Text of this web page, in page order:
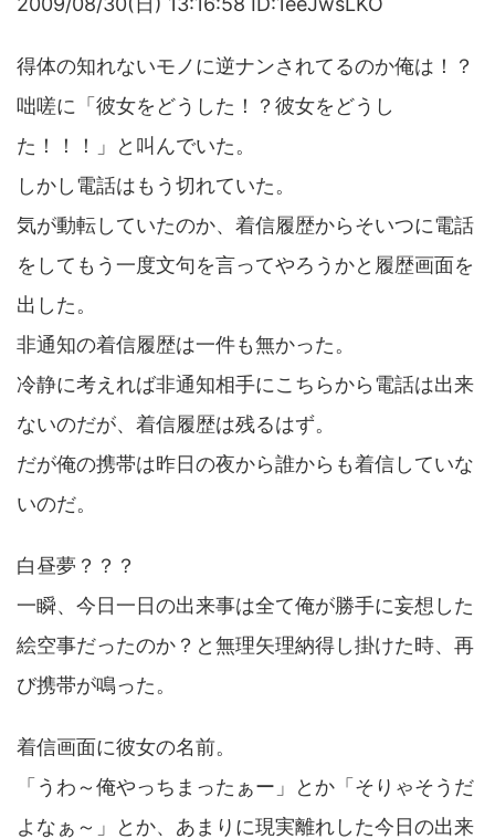
得体の知れないモノに逆ナンされてるのか俺は！？
咄嗟に「彼女をどうした！？彼女をどうし
た！！！」と叫んでいた。
しかし電話はもう切れていた。
気が動転していたのか、着信履歴からそいつに電話
をしてもう一度文句を言ってやろうかと履歴画面を
出した。
非通知の着信履歴は一件も無かった。
冷静に考えれば非通知相手にこちらから電話は出来
ないのだが、着信履歴は残るはず。
だが俺の携帯は昨日の夜から誰からも着信していな
いのだ。
白昼夢？？？
一瞬、今日一日の出来事は全て俺が勝手に妄想した
絵空事だったのか？と無理矢理納得し掛けた時、再
び携帯が鳴った。
着信画面に彼女の名前。
「うわ～俺やっちまったぁー」とか「そりゃそうだ
よなぁ～」とか、あまりに現実離れした今日の出来